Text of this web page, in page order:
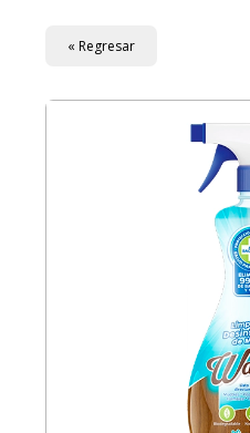
« Regresar